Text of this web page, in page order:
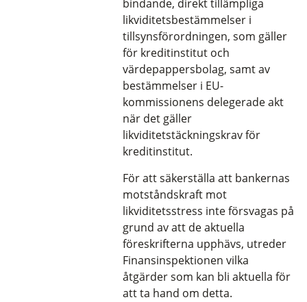
bindande, direkt tillämpliga
likviditetsbestämmelser i
tillsynsförordningen, som gäller
för kreditinstitut och
värdepappersbolag, samt av
bestämmelser i EU-
kommissionens delegerade akt
när det gäller
likviditetstäckningskrav för
kreditinstitut.
För att säkerställa att bankernas
motståndskraft mot
likviditetsstress inte försvagas på
grund av att de aktuella
föreskrifterna upphävs, utreder
Finansinspektionen vilka
åtgärder som kan bli aktuella för
att ta hand om detta.